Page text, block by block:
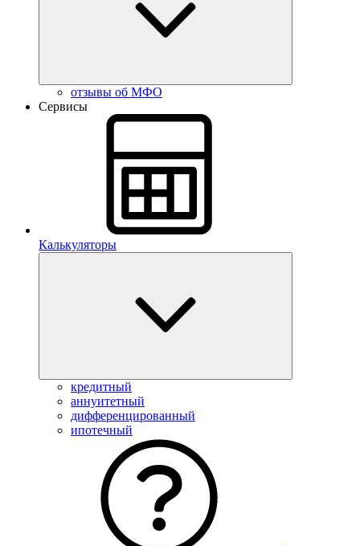
отзывы об МФО
Сервисы
Калькуляторы
кредитный
аннуитетный
дифференцированный
ипотечный